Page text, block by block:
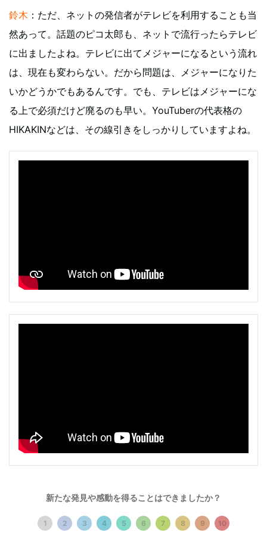
鈴木 ：ただ、ネットの発信者がテレビを利用することも当
然あって。話題のピコ太郎も、ネットで流行ったらテレビ
に出ましたよね。テレビに出てメジャーになるという流れ
は、現在も変わらない。だから問題は、メジャーになりた
いかどうかでもあるんです。でも、テレビはメジャーにな
る上で必須だけど廃るのも早い。YouTuberの代表格の
HIKAKINなどは、その線引きをしっかりしていますよね。
と、どうしてもマイナーというイメージを持ってしまいま
すが、メインとサブが反転し得る時代なんですね。
新たな発見や感動を得ることはできましたか？
1 2 3 4 5 6 7 8 9 10